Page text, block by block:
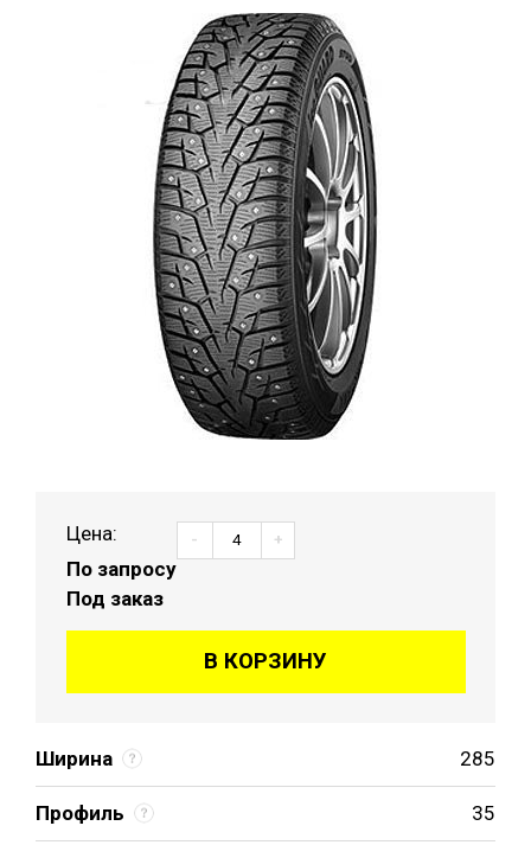
Ширина 285
Профиль 35
Цена:
По запросу
Под заказ
- +
В КОРЗИНУ